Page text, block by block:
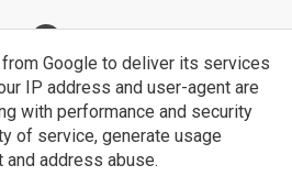
Wsparcie techniczne bloga:
Google to deliver its services
IP address and user-agent are
with performance and security
of service, generate usage
address abuse.